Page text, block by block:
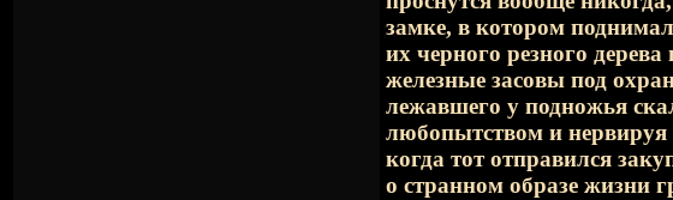
замке, в котором
их черного резного
железные засовы под
лежавшего у подножья
любопытством и нервируя
когда тот отправился
о странном образе жизни